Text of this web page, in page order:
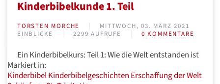
Kinderbibelkunde 1. Teil
TORSTEN MORCHE
MITTWOCH, 03. MÄRZ 2021
EINBLICKE
2299 AUFRUFE 0 KOMMENTARE
Ein Kinderbibelkurs: Teil 1: Wie die Welt entstanden ist
Markiert in:
KinderbibelKinderbibelgeschichten Erschaffung der Welt